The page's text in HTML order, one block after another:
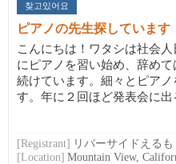
찾고있어요
ピアノの先生探しています
こんにちは！ワタシは社会
にピアノを習い始め、辞め
続けています。細々とピア
す。年に２回ほど発表会に出
[Registrant] リバーサイドえるも
[Location] Mountain View,